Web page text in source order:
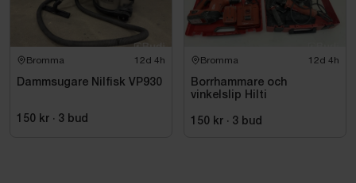
Bromma 12d 4h
Dammsugare Nilfisk VP930
150 kr · 3 bud
Bromma 12d 4h
Borrhammare och
vinkelslip Hilti
150 kr · 3 bud